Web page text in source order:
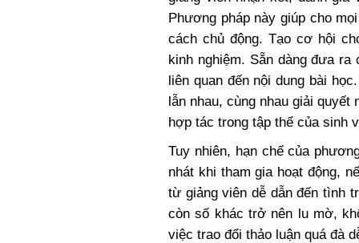
Phương pháp này giúp cho
cách chủ động. Tạo cơ hội
kinh nghiệm. Sẵn dàng đưa
liên quan đến nội dung bài
lẫn nhau, cùng nhau giải
hợp tác trong tập thể của sinh
Tuy nhiên, hạn chế của
nhát khi tham gia hoạt động,
từ giảng viên dễ dẫn đến tình
còn số khác trở nên lu mờ,
việc trao đổi thảo luận quá đà